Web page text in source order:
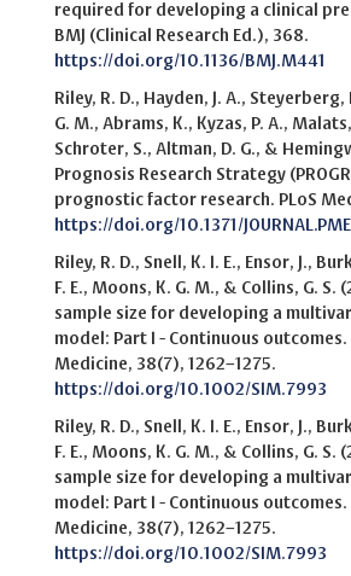
required for developing a clinical
BMJ (Clinical Research Ed.), 368.
https://doi.org/10.1136/BMJ.M441
Riley, R. D., Hayden, J. A., Steyerberg,
G. M., Abrams, K., Kyzas, P. A.,
Schroter, S., Altman, D. G., &
Prognosis Research Strategy
prognostic factor research. PLoS
https://doi.org/10.1371/
Riley, R. D., Snell, K. I. E., Ensor, J.,
F. E., Moons, K. G. M., & Collins, G.
sample size for developing a
model: Part I - Continuous
Medicine, 38(7), 1262–1275.
https://doi.org/10.1002/SIM.7993
Riley, R. D., Snell, K. I. E., Ensor, J.,
F. E., Moons, K. G. M., & Collins, G.
sample size for developing a
model: Part I - Continuous
Medicine, 38(7), 1262–1275.
https://doi.org/10.1002/SIM.7993